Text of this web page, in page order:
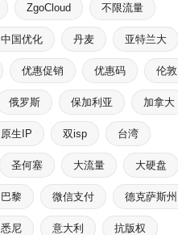
ZgoCloud 不限流量
中国优化 丹麦 亚特兰大
优惠促销 优惠码 伦敦
俄罗斯 保加利亚 加拿大
原生IP 双isp 台湾
圣何塞 大流量 大硬盘
巴黎 微信支付 德克萨斯州
悉尼 意大利 抗版权